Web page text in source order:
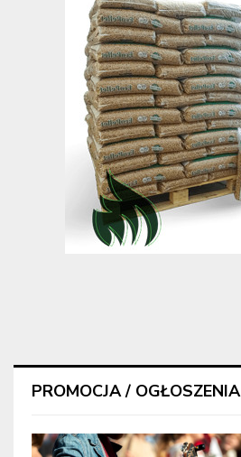
PROMOCJA / OGŁOSZENIA